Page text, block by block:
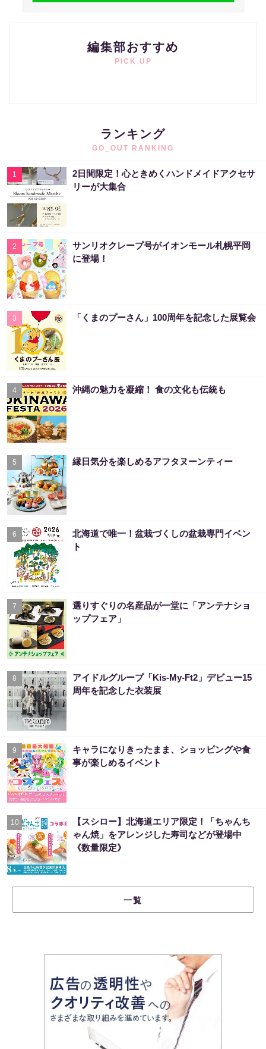
編集部おすすめ
PICK UP
ランキング
GO_OUT RANKING
1
2日間限定！心ときめくハンドメイドアクセサ
リーが大集合
2
サンリオクレープ号がイオンモール札幌平岡
に登場！
3 「くまのプーさん」100周年を記念した展覧会
4 沖縄の魅力を凝縮！ 食の文化も伝統も
5 縁日気分を楽しめるアフタヌーンティー
6
北海道で唯一！盆栽づくしの盆栽専門イベン
ト
7
選りすぐりの名産品が一堂に「アンテナショ
ップフェア」
8
アイドルグループ「Kis-My-Ft2」デビュー15
周年を記念した衣装展
9
キャラになりきったまま、ショッピングや食
事が楽しめるイベント
10
【スシロー】北海道エリア限定！「ちゃんち
ゃん焼」をアレンジした寿司などが登場中
《数量限定》
一覧